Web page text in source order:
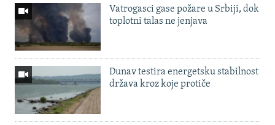
Vatrogasci gase požare u Srbiji, dok
toplotni talas ne jenjava
Dunav testira energetsku stabilnost
država kroz koje protiče